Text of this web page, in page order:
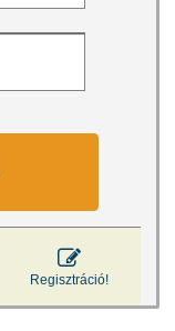

Regisztráció!